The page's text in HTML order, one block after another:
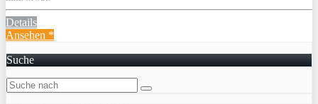
Details
Ansehen *
Suche